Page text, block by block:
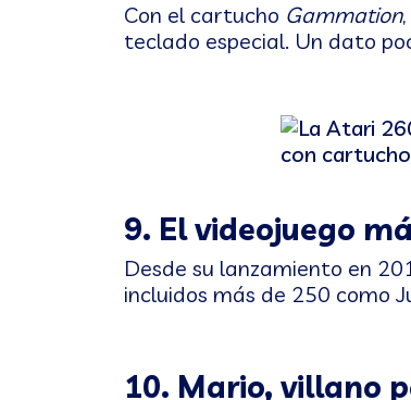
Con el cartucho Gammation
teclado especial. Un dato
9. El videojuego
Desde su lanzamiento en
incluidos más de 250 como
10. Mario, villano